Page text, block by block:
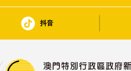
抖音